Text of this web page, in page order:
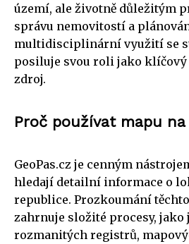
území, ale životně důležitým
správu nemovitostí a
multidisciplinární využití se
posiluje svou roli jako
zdroj.
Proč používat mapu na
GeoPas.cz je cenným
hledají detailní informace o
republice. Prozkoumání
zahrnuje složité procesy, jako
rozmanitých registrů,